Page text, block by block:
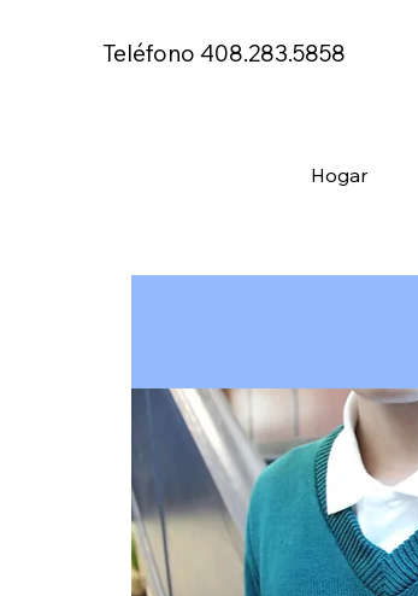
Teléfono 408.283.5858
Hogar